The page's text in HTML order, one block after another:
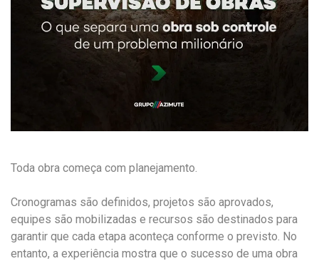
Toda obra começa com planejamento.
Cronogramas são definidos, projetos são aprovados,
equipes são mobilizadas e recursos são destinados para
garantir que cada etapa aconteça conforme o previsto. No
entanto, a experiência mostra que o sucesso de uma obra